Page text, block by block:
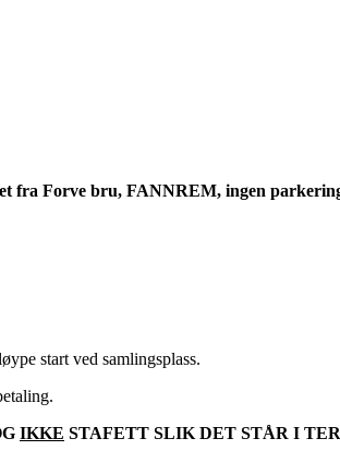
fra Forve bru, FANNREM, ingen
start ved samlingsplass.
IKKE STAFETT SLIK DET STÅR I